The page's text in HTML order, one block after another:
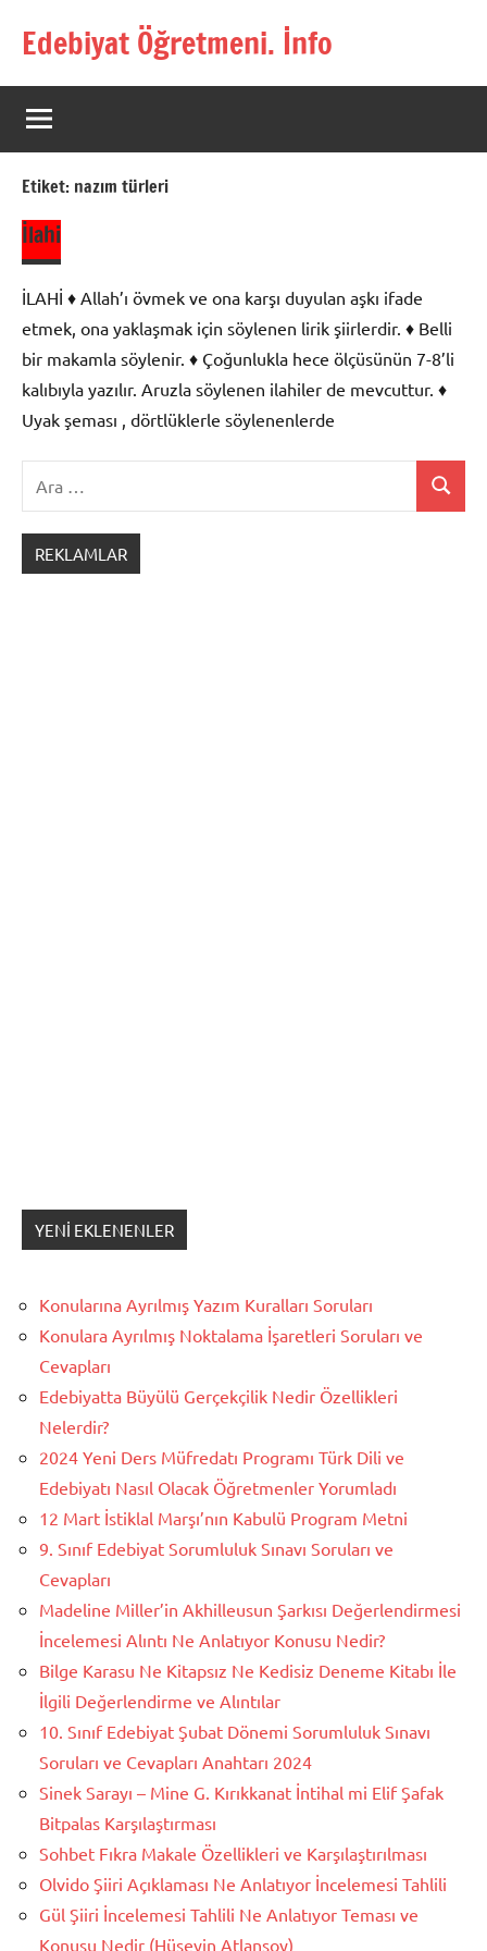
Edebiyat Öğretmeni. İnfo
Türkçe,
Türk
Dili
ve
Öğretmenlerinin
Sitesi
Etiket: nazım türleri
İlahi
İLAHİ ♦ Allah’ı övmek ve ona karşı duyulan aşkı ifade
etmek, ona yaklaşmak için söylenen lirik şiirlerdir. ♦ Belli
bir makamla söylenir. ♦ Çoğunlukla hece ölçüsünün 7-8’li
kalıbıyla yazılır. Aruzla söylenen ilahiler de mevcuttur. ♦
Uyak şeması , dörtlüklerle söylenenlerde
Ara
REKLAMLAR
YENI EKLENENLER
Konularına Ayrılmış Yazım Kuralları Soruları
Konulara Ayrılmış Noktalama İşaretleri Soruları ve
Cevapları
Edebiyatta Büyülü Gerçekçilik Nedir Özellikleri
Nelerdir?
2024 Yeni Ders Müfredatı Programı Türk Dili ve
Edebiyatı Nasıl Olacak Öğretmenler Yorumladı
12 Mart İstiklal Marşı’nın Kabulü Program Metni
9. Sınıf Edebiyat Sorumluluk Sınavı Soruları ve
Cevapları
Madeline Miller’in Akhilleusun Şarkısı Değerlendirmesi
İncelemesi Alıntı Ne Anlatıyor Konusu Nedir?
Bilge Karasu Ne Kitapsız Ne Kedisiz Deneme Kitabı İle
İlgili Değerlendirme ve Alıntılar
10. Sınıf Edebiyat Şubat Dönemi Sorumluluk Sınavı
Soruları ve Cevapları Anahtarı 2024
Sinek Sarayı – Mine G. Kırıkkanat İntihal mi Elif Şafak
Bitpalas Karşılaştırması
Sohbet Fıkra Makale Özellikleri ve Karşılaştırılması
Olvido Şiiri Açıklaması Ne Anlatıyor İncelemesi Tahlili
Gül Şiiri İncelemesi Tahlili Ne Anlatıyor Teması ve
Konusu Nedir (Hüseyin Atlansoy)